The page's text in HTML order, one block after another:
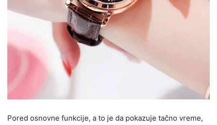
Pored osnovne funkcije, a to je da pokazuje tačno vreme,